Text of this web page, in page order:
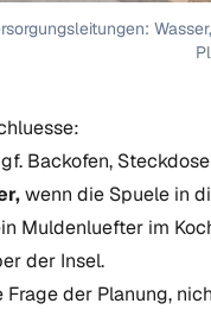
Backofen,
wenn die Spuele in
Muldenluefter im
der Insel.
Frage der Planung,